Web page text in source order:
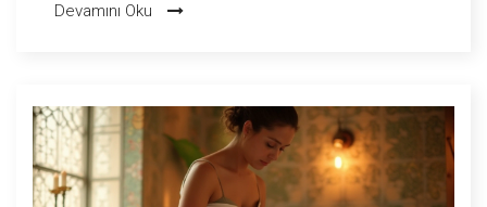
Devamını Oku